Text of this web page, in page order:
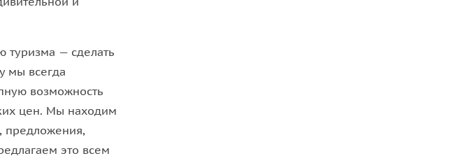
туризма — сделать
мы всегда
возможность
цен. Мы находим
предложения,
это всем